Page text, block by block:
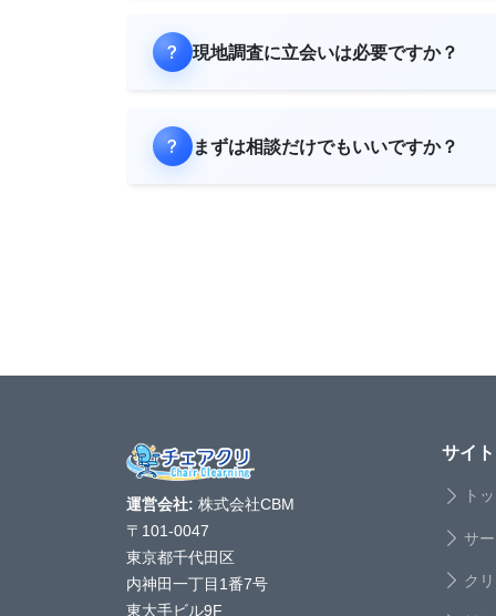
現地調査に立会いは必要ですか？
まずは相談だけでもいいですか？
運営会社: 株式会社CBM
〒101-0047
東京都千代田区
内神田一丁目1番7号
東大手ビル9F
サイ
ト
サ
ク